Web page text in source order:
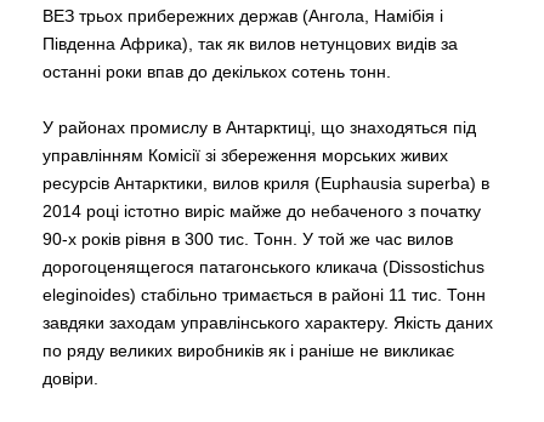
ВЕЗ трьох прибережних держав (Ангола, Намібія і
Південна Африка), так як вилов нетунцових видів за
останні роки впав до декількох сотень тонн.
У районах промислу в Антарктиці, що знаходяться під
управлінням Комісії зі збереження морських живих
ресурсів Антарктики, вилов криля (Euphausia superba) в
2014 році істотно виріс майже до небаченого з початку
90-х років рівня в 300 тис. Тонн. У той же час вилов
дорогоценящегося патагонського кликача (Dissostichus
eleginoides) стабільно тримається в районі 11 тис. Тонн
завдяки заходам управлінського характеру. Якість даних
по ряду великих виробників як і раніше не викликає
довіри.